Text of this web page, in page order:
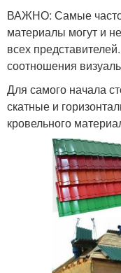
ВАЖНО: Самые
материалы могут и
всех
соотношения
Для самого начала
скатные и
кровельного